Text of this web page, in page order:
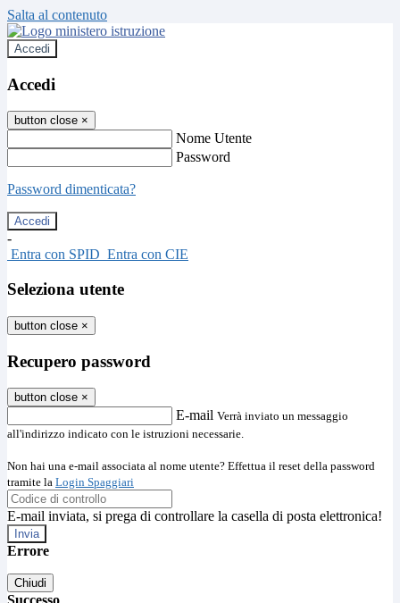
Salta al contenuto
Accedi
Accedi
button close ×
Nome Utente
Password
Password dimenticata?
-
Entra con SPID Entra con CIE
Seleziona utente
button close ×
Recupero password
button close ×
E-mail Verrà inviato un messaggio
all'indirizzo indicato con le istruzioni necessarie.
Non hai una e-mail associata al nome utente? Effettua il reset della password
tramite la Login Spaggiari
E-mail inviata, si prega di controllare la casella di posta elettronica!
Errore
Chiudi